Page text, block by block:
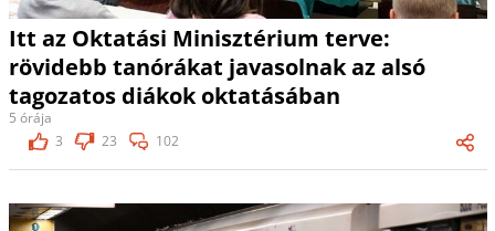
Itt az Oktatási Minisztérium terve:
rövidebb tanórákat javasolnak az alsó
tagozatos diákok oktatásában
5 órája
3
23 102